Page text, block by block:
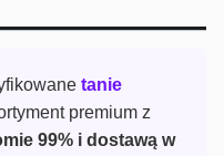
tanie
premium z
99% i dostawą w